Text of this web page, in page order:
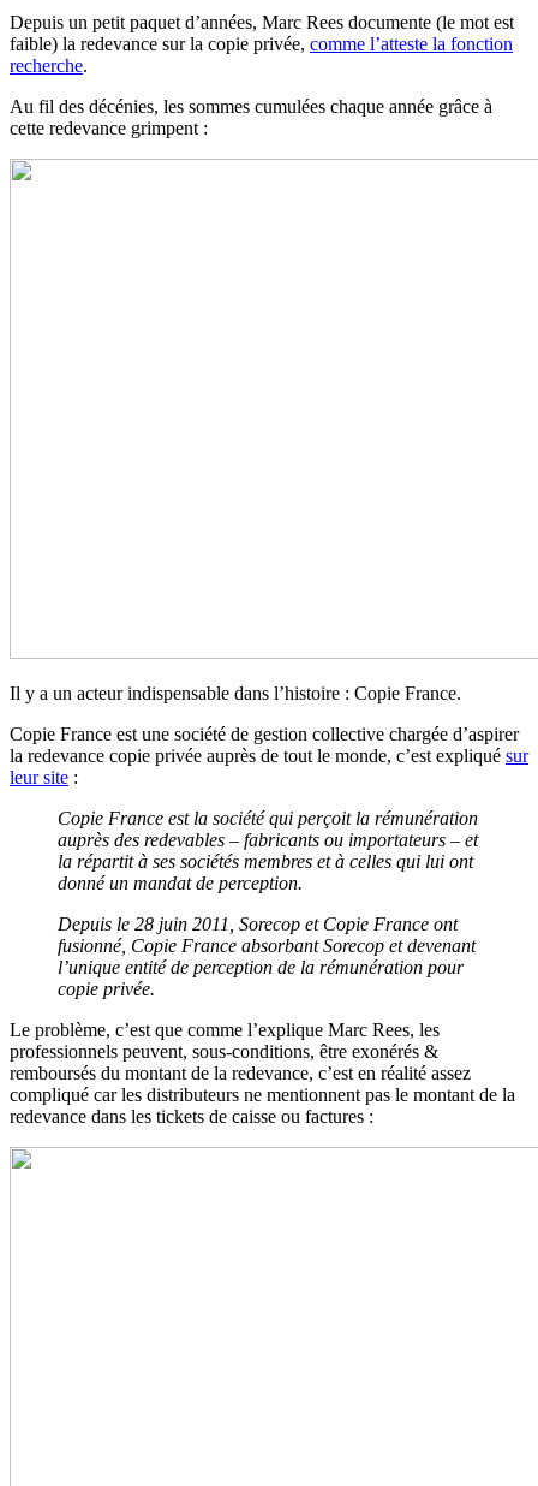
Depuis un petit paquet d’années, Marc Rees documente (le mot est
faible) la redevance sur la copie privée, comme l’atteste la fonction
recherche.
Au fil des décénies, les sommes cumulées chaque année grâce à
cette redevance grimpent :
Il y a un acteur indispensable dans l’histoire : Copie France.
Copie France est une société de gestion collective chargée d’aspirer
la redevance copie privée auprès de tout le monde, c’est expliqué sur
leur site :
Copie France est la société qui perçoit la rémunération
auprès des redevables – fabricants ou importateurs – et
la répartit à ses sociétés membres et à celles qui lui ont
donné un mandat de perception.
Depuis le 28 juin 2011, Sorecop et Copie France ont
fusionné, Copie France absorbant Sorecop et devenant
l’unique entité de perception de la rémunération pour
copie privée.
Le problème, c’est que comme l’explique Marc Rees, les
professionnels peuvent, sous-conditions, être exonérés &
remboursés du montant de la redevance, c’est en réalité assez
compliqué car les distributeurs ne mentionnent pas le montant de la
redevance dans les tickets de caisse ou factures :